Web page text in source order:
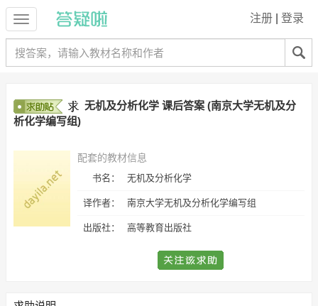
注册 登录
无机及分析化学 课后答案 (南京大学无机及分
析化学编写组)
配套的教材信息
书名： 无机及分析化学
译作者： 南京大学无机及分析化学编写组
出版社： 高等教育出版社